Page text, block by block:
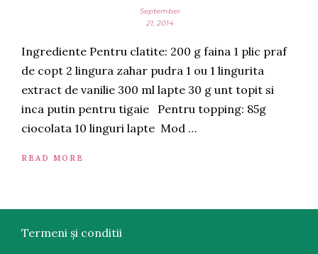
September
21, 2014
Ingrediente Pentru clatite: 200 g faina 1 plic praf
de copt 2 lingura zahar pudra 1 ou 1 lingurita
extract de vanilie 300 ml lapte 30 g unt topit si
inca putin pentru tigaie Pentru topping: 85g
ciocolata 10 linguri lapte Mod …
READ MORE
Termeni și conditii